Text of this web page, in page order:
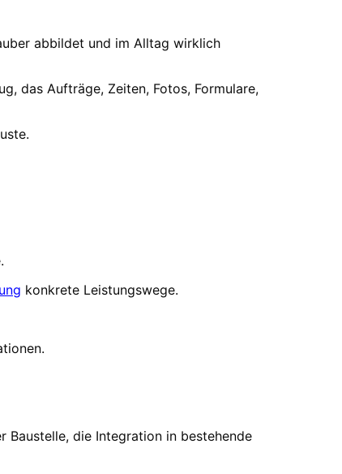
abbildet und im Alltag wirklich
das Aufträge, Zeiten, Fotos, Formulare,
konkrete Leistungswege.
Baustelle, die Integration in bestehende